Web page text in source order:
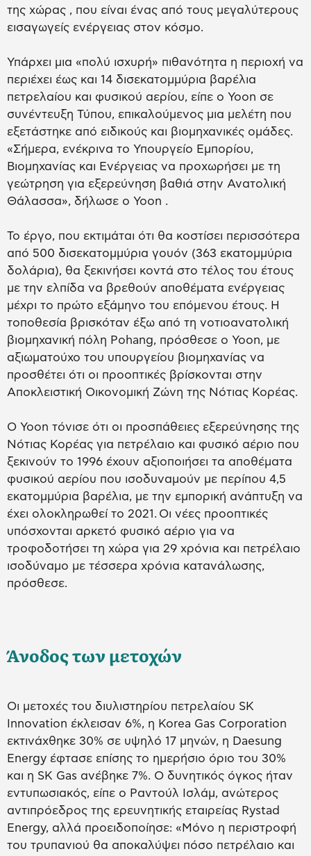
της χώρας , που είναι ένας από τους μεγαλύτερους
εισαγωγείς ενέργειας στον κόσμο.
Υπάρχει μια «πολύ ισχυρή» πιθανότητα η περιοχή να
περιέχει έως και 14 δισεκατομμύρια βαρέλια
πετρελαίου και φυσικού αερίου, είπε ο Yoon σε
συνέντευξη Τύπου, επικαλούμενος μια μελέτη που
εξετάστηκε από ειδικούς και βιομηχανικές ομάδες.
«Σήμερα, ενέκρινα το Υπουργείο Εμπορίου,
Βιομηχανίας και Ενέργειας να προχωρήσει με τη
γεώτρηση για εξερεύνηση βαθιά στην Ανατολική
Θάλασσα», δήλωσε ο Yoon .
Το έργο, που εκτιμάται ότι θα κοστίσει περισσότερα
από 500 δισεκατομμύρια γουόν (363 εκατομμύρια
δολάρια), θα ξεκινήσει κοντά στο τέλος του έτους
με την ελπίδα να βρεθούν αποθέματα ενέργειας
μέχρι το πρώτο εξάμηνο του επόμενου έτους. Η
τοποθεσία βρισκόταν έξω από τη νοτιοανατολική
βιομηχανική πόλη Pohang, πρόσθεσε ο Yoon, με
αξιωματούχο του υπουργείου βιομηχανίας να
προσθέτει ότι οι προοπτικές βρίσκονται στην
Αποκλειστική Οικονομική Ζώνη της Νότιας Κορέας.
Ο Yoon τόνισε ότι οι προσπάθειες εξερεύνησης της
Νότιας Κορέας για πετρέλαιο και φυσικό αέριο που
ξεκινούν το 1996 έχουν αξιοποιήσει τα αποθέματα
φυσικού αερίου που ισοδυναμούν με περίπου 4,5
εκατομμύρια βαρέλια, με την εμπορική ανάπτυξη να
έχει ολοκληρωθεί το 2021. Οι νέες προοπτικές
υπόσχονται αρκετό φυσικό αέριο για να
τροφοδοτήσει τη χώρα για 29 χρόνια και πετρέλαιο
ισοδύναμο με τέσσερα χρόνια κατανάλωσης,
πρόσθεσε.
Άνοδος των μετοχών
Οι μετοχές του διυλιστηρίου πετρελαίου SK
Innovation έκλεισαν 6%, η Korea Gas Corporation
εκτινάχθηκε 30% σε υψηλό 17 μηνών, η Daesung
Energy έφτασε επίσης το ημερήσιο όριο του 30%
και η SK Gas ανέβηκε 7%. Ο δυνητικός όγκος ήταν
εντυπωσιακός, είπε ο Ραντούλ Ισλάμ, ανώτερος
αντιπρόεδρος της ερευνητικής εταιρείας Rystad
Energy, αλλά προειδοποίησε: «Μόνο η περιστροφή
του τρυπανιού θα αποκαλύψει πόσο πετρέλαιο και